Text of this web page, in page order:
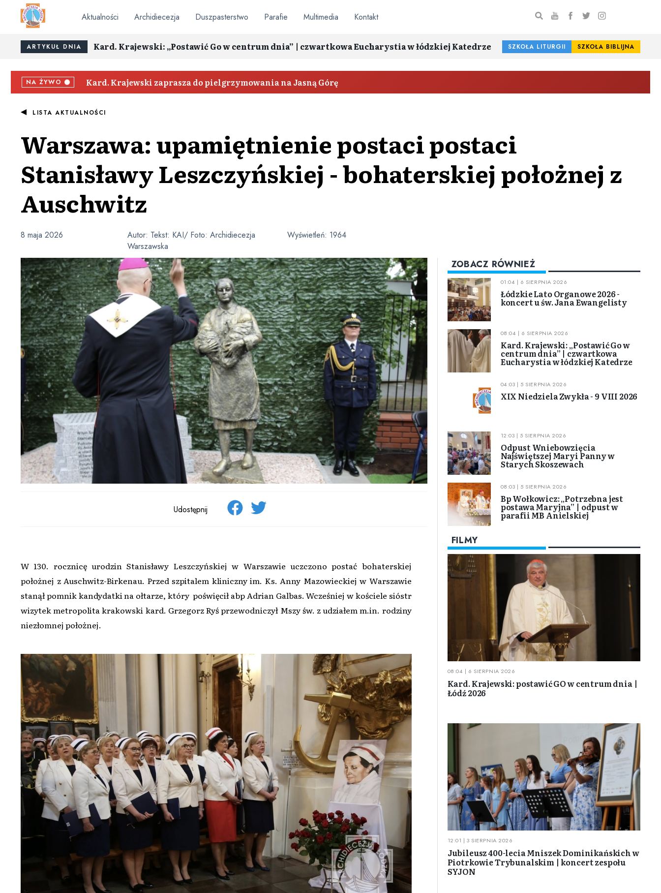
Aktualności Archidiecezja Duszpasterstwo Parafie Multimedia Kontakt
ARTYKUŁ DNIA Kard. Krajewski: „Postawić Go w centrum dnia” | czwartkowa Eucharystia w łódzkiej Katedrze SZKOŁA LITURGII SZKOŁA BIBLIJNA
NA ŻYWO Kard. Krajewski zaprasza do pielgrzymowania na Jasną Górę
LISTA AKTUALNOŚCI
Warszawa: upamiętnienie postaci postaci
Stanisławy Leszczyńskiej - bohaterskiej położnej z
Auschwitz
Autor: Tekst: KAI/ Foto: Archidiecezja
Warszawska
8 maja 2026 Wyświetleń: 1964
Udostępnij
W 130. rocznicę urodzin Stanisławy Leszczyńskiej w Warszawie uczczono postać bohaterskiej
położnej z Auschwitz-Birkenau. Przed szpitalem kliniczny im. Ks. Anny Mazowieckiej w Warszawie
stanął pomnik kandydatki na ołtarze, który poświęcił abp Adrian Galbas. Wcześniej w kościele sióstr
wizytek metropolita krakowski kard. Grzegorz Ryś przewodniczył Mszy św. z udziałem m.in. rodziny
niezłomnej położnej.
ZOBACZ RÓWNIEŻ
01:04 | 6 SIERPNIA 2026
Łódzkie Lato Organowe 2026 -
koncert u św. Jana Ewangelisty
08:04 | 6 SIERPNIA 2026
Kard. Krajewski: „Postawić Go w
centrum dnia” | czwartkowa
Eucharystia w łódzkiej Katedrze
04:03 | 5 SIERPNIA 2026
XIX Niedziela Zwykła - 9 VIII 2026
12:03 | 5 SIERPNIA 2026
Odpust Wniebowzięcia
Najświętszej Maryi Panny w
Starych Skoszewach
08:03 | 5 SIERPNIA 2026
Bp Wołkowicz: „Potrzebna jest
postawa Maryjna” | odpust w
parafii MB Anielskiej
FILMY
08:04 | 6 SIERPNIA 2026
Kard. Krajewski: postawić GO w centrum dnia |
Łódź 2026
12:01 | 3 SIERPNIA 2026
Jubileusz 400-lecia Mniszek Dominikańskich w
Piotrkowie Trybunalskim | koncert zespołu
SYJON